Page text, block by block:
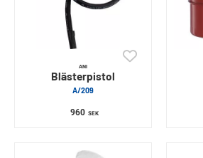
ANI
Blästerpistol
A/209
960 SEK